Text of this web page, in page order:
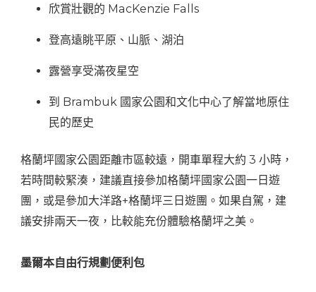
欣賞壯觀的 MacKenzie Falls
登高遠眺平原、山脈、湖泊
露營享受滿夜星空
到 Brambuk 國家公園和文化中心了解當地原住
民的歷史
格蘭坪國家公園距離市區較遠，開車單程大約 3 小時，
若時間較緊湊，建議直接參加格蘭坪國家公園一日遊
團，或是參加大洋路+格蘭坪三日遊團。如果自駕，建
議安排兩天一夜，比較能充份體驗格蘭坪之美。
墨爾本自由行規劃便利包